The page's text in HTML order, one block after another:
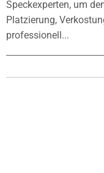
Speckexperten, um
Platzierung,
professionell...